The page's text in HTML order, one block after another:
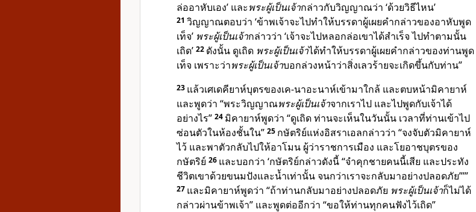
ล่ออาหับเอง’ และพระผู้เป็นเจ้ากล่าวกับวิญญาณว่า ‘ด้วยวิธีไหน’
21 วิญญาณตอบว่า ‘ข้าพเจ้าจะไปทำให้บรรดาผู้เผยคำกล่าวของอาหับพูด
เท็จ’ พระผู้เป็นเจ้ากล่าวว่า ‘เจ้าจะไปหลอกล่อเขาได้สำเร็จ ไปทำตามนั้น
เถิด’ 22 ดังนั้น ดูเถิด พระผู้เป็นเจ้าได้ทำให้บรรดาผู้เผยคำกล่าวของท่านพูด
เท็จ เพราะว่าพระผู้เป็นเจ้าบอกล่วงหน้าว่าสิ่งเลวร้ายจะเกิดขึ้นกับท่าน”
23 แล้วเศเดคียาห์บุตรของเค-นาอะนาห์เข้ามาใกล้ และตบหน้ามิคายาห์
และพูดว่า “พระวิญญาณพระผู้เป็นเจ้าจากเราไป และไปพูดกับเจ้าได้
อย่างไร” 24 มิคายาห์พูดว่า “ดูเถิด ท่านจะเห็นในวันนั้น เวลาที่ท่านเข้าไป
ซ่อนตัวในห้องชั้นใน” 25 กษัตริย์แห่งอิสราเอลกล่าวว่า “จงจับตัวมิคายาห์
ไว้ และพาตัวกลับไปให้อาโมน ผู้ว่าราชการเมือง และโยอาชบุตรของ
กษัตริย์ 26 และบอกว่า ‘กษัตริย์กล่าวดังนี้ “จำคุกชายคนนี้เสีย และประทัง
ชีวิตเขาด้วยขนมปังและน้ำเท่านั้น จนกว่าเราจะกลับมาอย่างปลอดภัย”’”
27 และมิคายาห์พูดว่า “ถ้าท่านกลับมาอย่างปลอดภัย พระผู้เป็นเจ้าก็ไม่ได้
กล่าวผ่านข้าพเจ้า” และพูดต่ออีกว่า “ขอให้ท่านทุกคนฟังไว้เถิด”